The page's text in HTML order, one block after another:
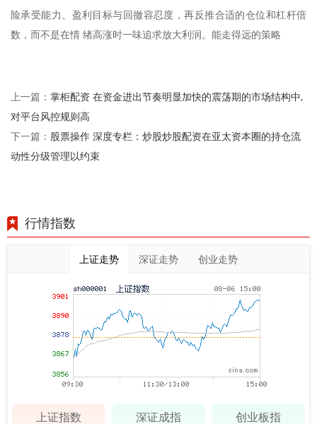
险承受能力、盈利目标与回撤容忍度，再反推合适的仓位和杠杆倍
数，而不是在情 绪高涨时一味追求放大利润。能走得远的策略
上一篇： 掌柜配资 在资金进出节奏明显加快的震荡期的市场结构中,
对平台风控规则高
下一篇： 股票操作 深度专栏：炒股炒股配资在亚太资本圈的持仓流
动性分级管理以约束
行情指数
上证走势 深证走势 创业走势
上证指数 深证成指 创业板指